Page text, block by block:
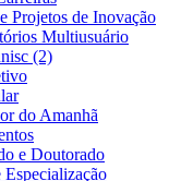
Projetos de Inovação
Multiusuário
(2)
do Amanhã
e Doutorado